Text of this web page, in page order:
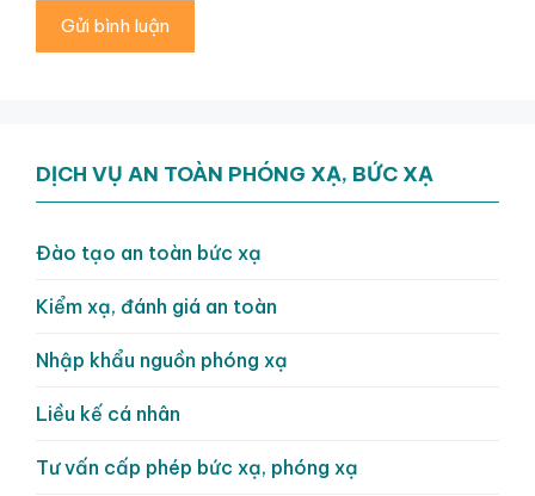
DỊCH VỤ AN TOÀN PHÓNG XẠ, BỨC XẠ
Đào tạo an toàn bức xạ
Kiểm xạ, đánh giá an toàn
Nhập khẩu nguồn phóng xạ
Liều kế cá nhân
Tư vấn cấp phép bức xạ, phóng xạ